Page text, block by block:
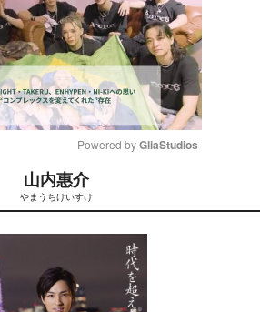
t
e
Powered by GliaStudios
山内惠介
まうちけいすけ